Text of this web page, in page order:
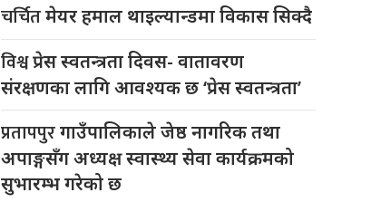
चर्चितमेयर हमाल थाइल्यान्डमा विकास सिक्दै
विश्वप्रेस स्वतन्त्रता दिवस- वातावरण
संरक्षणका लागि आवश्यक छ ‘प्रेस स्वतन्त्रता’
प्रतापपुरगाउँपालिकाले जेष्ठ नागरिक तथा
अपाङ्गसँग अध्यक्ष स्वास्थ्य सेवा कार्यक्रमको
सुभारम्भ गरेको छ